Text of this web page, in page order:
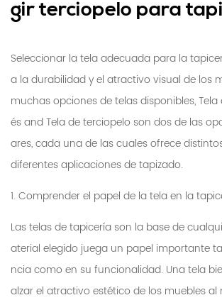
gir terciopelo para
Seleccionar la tela adecuada para la
a la durabilidad y el atractivo visual de los
muchas opciones de telas disponibles,
ésandTela de terciopelo son dos de las
ares, cada una de las cuales ofrece
diferentes aplicaciones de tapizado.
1. Comprender el papel de la tela en la
Las telas de tapicería son la base de
aterial elegido juega un papel importante
ncia como en su funcionalidad. Una tela
alzar el atractivo estético de los muebles